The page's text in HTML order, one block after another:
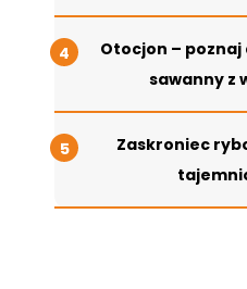
Otocjon –
sawanny z
Zaskroniec